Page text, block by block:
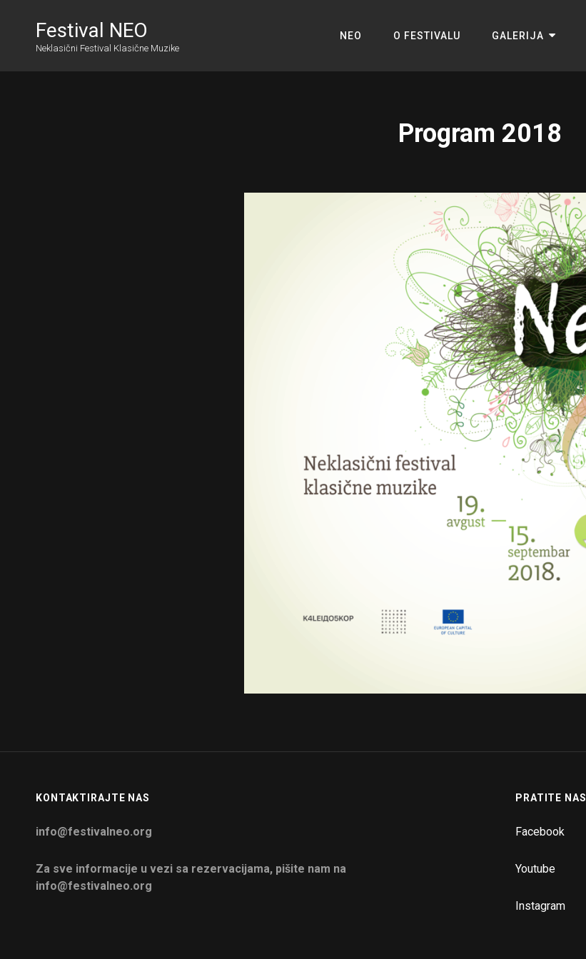
Festival NEO
Neklasični Festival Klasične Muzike
NEO O FESTIVALU GALERIJA
Program 2018
KONTAKTIRAJTE NAS
info@festivalneo.org
Za sve informacije u vezi sa rezervacijama, pišite nam na
info@festivalneo.org
PRATITE NAS
Facebook
Youtube
Instagram